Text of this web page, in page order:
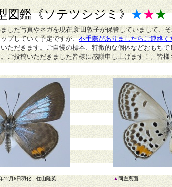
図鑑《ソテツシジミ》★★★
した写真やネガを現在,新田敦子が保管していまして、
プしていく予定ですが、不手際がありましたらご連絡く
ただきます。ご自慢の標本、特徴的な個体などおもち
ご投稿いただきました皆様に感謝申し上げます！。皆
12月6日羽化 住山隆英 ▲ 同左裏面